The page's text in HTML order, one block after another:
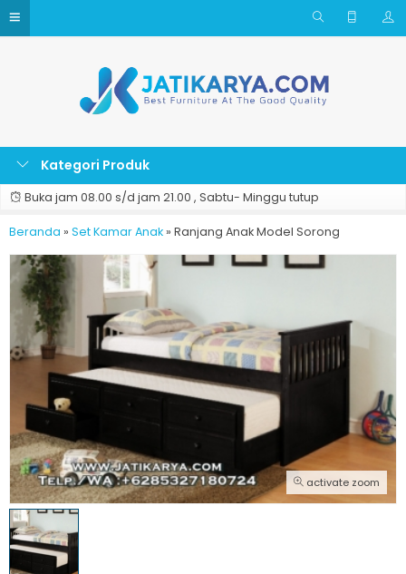
Kategori Produk
Buka jam 08.00 s/d jam 21.00 , Sabtu- Minggu tutup
Beranda » Set Kamar Anak » Ranjang Anak Model Sorong
activate zoom